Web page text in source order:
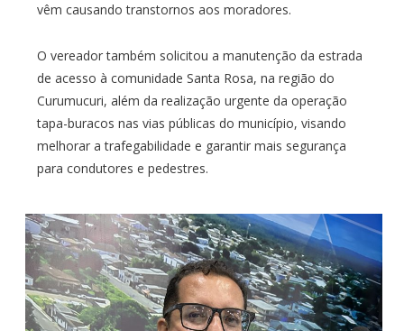
vêm causando transtornos aos moradores.
O vereador também solicitou a manutenção da estrada
de acesso à comunidade Santa Rosa, na região do
Curumucuri, além da realização urgente da operação
tapa-buracos nas vias públicas do município, visando
melhorar a trafegabilidade e garantir mais segurança
para condutores e pedestres.